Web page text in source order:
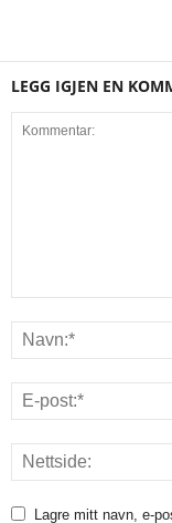
LEGG IGJEN EN
Lagre mitt navn, e-